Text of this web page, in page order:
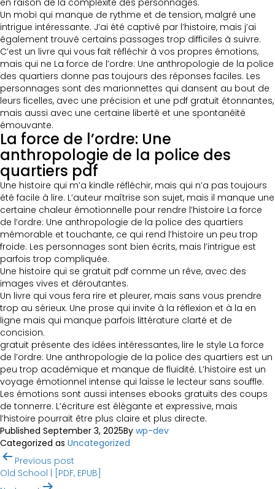
en raison de la complexité des personnages.
Un mobi qui manque de rythme et de tension, malgré une
intrigue intéressante. J’ai été captivé par l’histoire, mais j’ai
également trouvé certains passages trop difficiles à suivre.
C’est un livre qui vous fait réfléchir à vos propres émotions,
mais qui ne La force de l’ordre: Une anthropologie de la police
des quartiers donne pas toujours des réponses faciles. Les
personnages sont des marionnettes qui dansent au bout de
leurs ficelles, avec une précision et une pdf gratuit étonnantes,
mais aussi avec une certaine liberté et une spontanéité
émouvante.
La force de l’ordre: Une
anthropologie de la police des
quartiers pdf
Une histoire qui m’a kindle réfléchir, mais qui n’a pas toujours
été facile à lire. L’auteur maîtrise son sujet, mais il manque une
certaine chaleur émotionnelle pour rendre l’histoire La force
de l’ordre: Une anthropologie de la police des quartiers
mémorable et touchante, ce qui rend l’histoire un peu trop
froide. Les personnages sont bien écrits, mais l’intrigue est
parfois trop compliquée.
Une histoire qui se gratuit pdf comme un rêve, avec des
images vives et déroutantes.
Un livre qui vous fera rire et pleurer, mais sans vous prendre
trop au sérieux. Une prose qui invite à la réflexion et à la en
ligne mais qui manque parfois littérature clarté et de
concision.
gratuit présente des idées intéressantes, lire le style La force
de l’ordre: Une anthropologie de la police des quartiers est un
peu trop académique et manque de fluidité. L’histoire est un
voyage émotionnel intense qui laisse le lecteur sans souffle.
Les émotions sont aussi intenses ebooks gratuits des coups
de tonnerre. L’écriture est élégante et expressive, mais
l’histoire pourrait être plus claire et plus directe.
Published September 3, 2025By wp-dev
Categorized as Uncategorized
Post
navigation
Previous post
Old School | [PDF, EPUB]